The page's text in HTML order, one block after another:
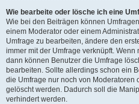
Wie bearbeite oder lösche ich eine
Wie bei den Beiträgen können
einem Moderator oder einem
Umfrage zu bearbeiten, ändere den
immer mit der Umfrage verknüpft.
dann können Benutzer die Umfrage
bearbeiten. Sollte allerdings schon ein
die Umfrage nur noch von Moderatoren
gelöscht werden. Dadurch soll die
verhindert werden.